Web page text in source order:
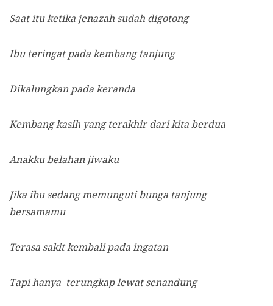
Saat itu ketika jenazah sudah digotong
Ibu teringat pada kembang tanjung
Dikalungkan pada keranda
Kembang kasih yang terakhir dari kita berdua
Anakku belahan jiwaku
Jika ibu sedang memunguti bunga tanjung
bersamamu
Terasa sakit kembali pada ingatan
Tapi hanya terungkap lewat senandung